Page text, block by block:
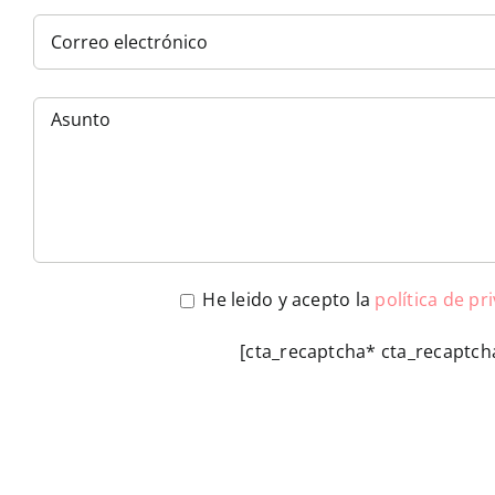
He leido y acepto la política de
[cta_recaptcha*